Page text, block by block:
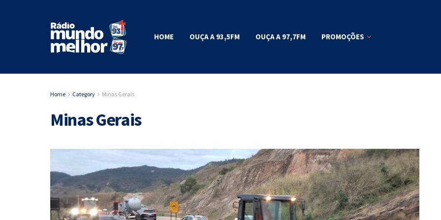
HOME OUÇA A 93,5FM OUÇA A 97,7FM PROMOÇÕES
Home Category Minas Gerais
Minas Gerais